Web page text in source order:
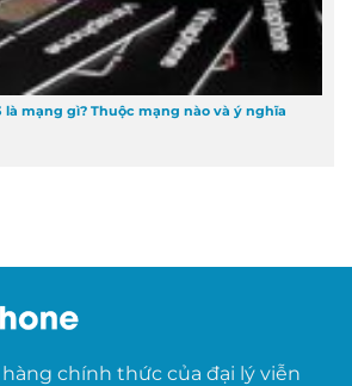
là mạng gì? Thuộc mạng nào và ý nghĩa
chính thức của đại lý viễn